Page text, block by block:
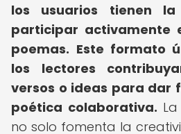
los usuarios tienen
participar activamente
poemas. Este formato
los lectores
versos o ideas para dar
poética colaborativa.
no solo fomenta la